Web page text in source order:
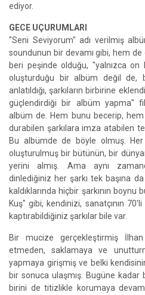
ediyor.
GECE UÇURUMLARI
"Seni Seviyorum" adı verilmiş
soundunun bir devamı gibi, hem de
beri peşinde olduğu, "yalnızca on
oluşturduğu bir albüm değil de,
anlatıldığı, şarkıların birbirine
güçlendirdiği bir albüm yapma"
albüm de. Hem bunu becerip,
durabilen şarkılara imza atabilen
Bu albümde de böyle olmuş.
oluşturulmuş bir bütünün, bir
yerini almış. Ama aynı
dinlediğiniz her şarkı tek başına
kaldıklarında hiçbir şarkının
Kuş" gibi, kendinizi, sanatçının 70'li
kaptırabildiğiniz şarkılar bile var.
Bir mucize gerçekleştirmiş
etmeden, saklamaya ve
yapmaya girişmiş ve belki
bir sonuca ulaşmış. Bugüne kadar
birini de titizlikle korumaya